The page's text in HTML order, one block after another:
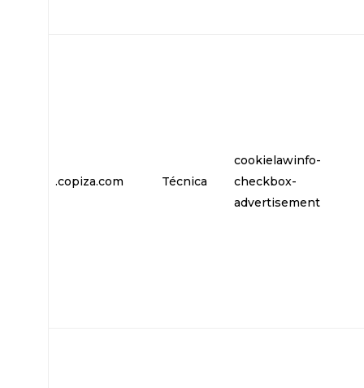
.copiza.com Técnica
cookielawinfo-
checkbox-
advertisement